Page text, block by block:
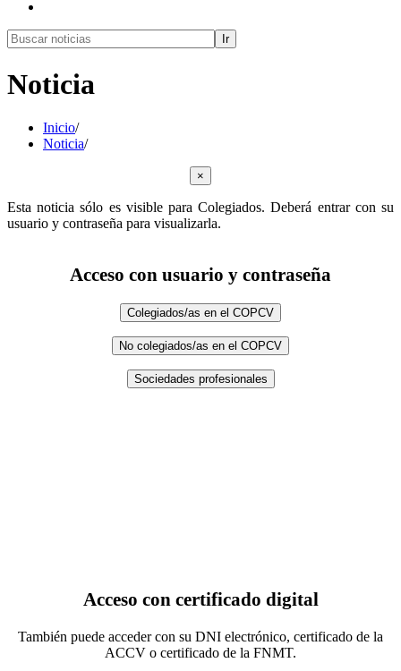
Ir
Noticia
Inicio/
Noticia/
×
Esta noticia sólo es visible para Colegiados. Deberá entrar con su
usuario y contraseña para visualizarla.
Acceso con usuario y contraseña
Colegiados/as en el COPCV
No colegiados/as en el COPCV
Sociedades profesionales
Acceso con certificado digital
También puede acceder con su DNI electrónico, certificado de la
ACCV o certificado de la FNMT.